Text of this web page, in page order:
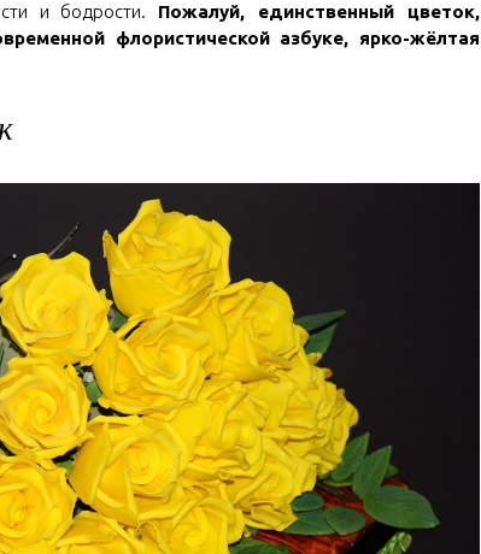
и бодрости. Пожалуй, единственный цветок,
флористической азбуке, ярко-жёлтая